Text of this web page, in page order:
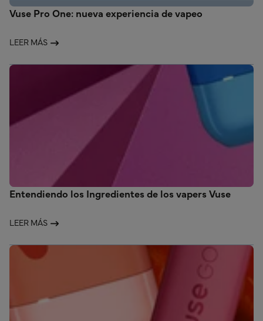
Vuse Pro One: nueva experiencia de vapeo
LEER MÁS
Entendiendo los Ingredientes de los vapers Vuse
LEER MÁS